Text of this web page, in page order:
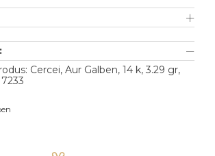
Cercei, Aur Galben, 14 k, 3.29 gr,